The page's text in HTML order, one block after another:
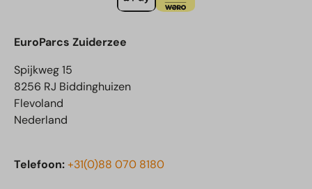
EuroParcs Zuiderzee
Spijkweg 15
8256 RJ Biddinghuizen
Flevoland
Nederland
Telefoon:+31(0)88 070 8180